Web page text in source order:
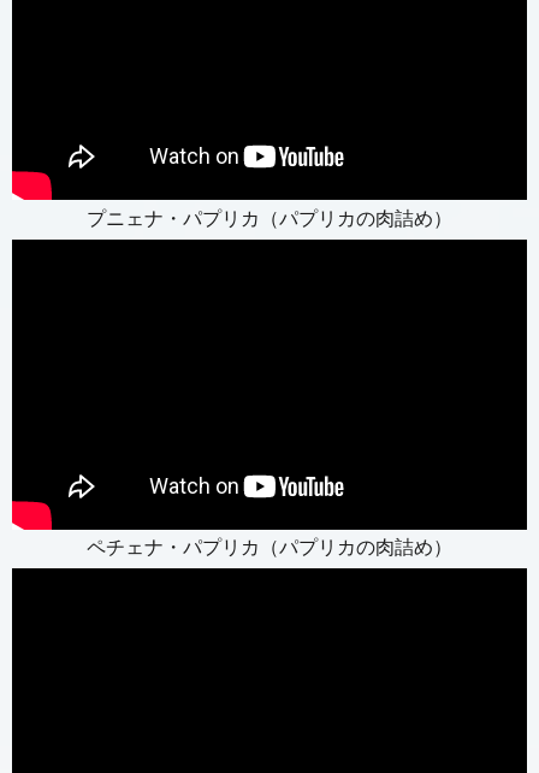
プニェナ・パプリカ（パプリカの肉詰め）
ペチェナ・パプリカ（パプリカの肉詰め）